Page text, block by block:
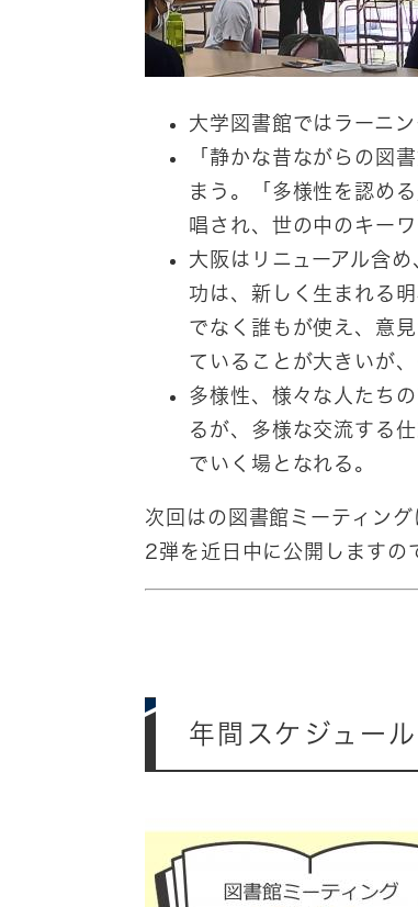
大学図書館ではラーニ
「静かな昔ながらの図
まう。「多様性を認め
唱され、世の中のキー
大阪はリニューアル含
功は、新しく生まれる
でなく誰もが使え、意
ていることが大きいが
多様性、様々な人たち
るが、多様な交流する
でいく場となれる。
次回はの図書館ミーティン
2弾を近日中に公開しますの
年間スケジュール